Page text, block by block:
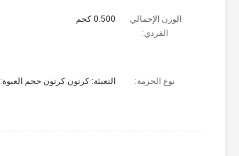
الفردي:
0.500 كجم
نوع الحزمة: التعبئة: كرتون كرتون حجم العبوة: 26 * 32.5 * 44 سم (40 قطعة) 14.3 كجم / كرتون